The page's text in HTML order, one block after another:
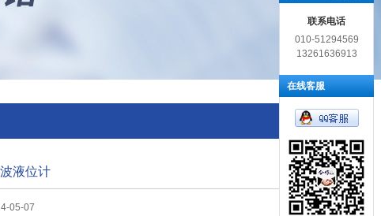
液位计
05-07
联系电话
010-51294569
13261636913
在线客服